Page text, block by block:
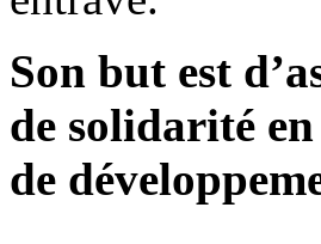
Son but est
de solidarité
de